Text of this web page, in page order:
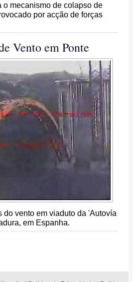
o mecanismo de colapso de
por acção de forças
Vento em Ponte
do vento em viaduto da 'Autovía
em Espanha.